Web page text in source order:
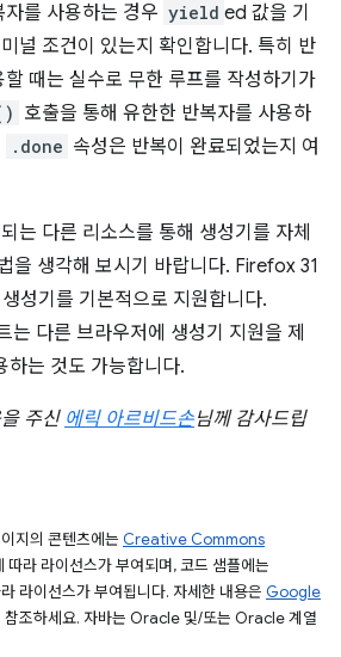
를 사용하는 경우 yield ed 값을 기
널 조건이 있는지 확인합니다. 특히 반
할 때는 실수로 무한 루프를 작성하기가
호출을 통해 유한한 반복자를 사용하
.done 속성은 반복이 완료되었는지 여
는 다른 리소스를 통해 생성기를 자체
을 생각해 보시기 바랍니다. Firefox 31
성기를 기본적으로 지원합니다.
다른 브라우저에 생성기 지원을 제
는 것도 가능합니다.
주신 에릭 아르비드손님께 감사드립
지의 콘텐츠에는 Creative Commons
따라 라이선스가 부여되며, 코드 샘플에는
라이선스가 부여됩니다. 자세한 내용은 Google
참조하세요. 자바는 Oracle 및/또는 Oracle 계열